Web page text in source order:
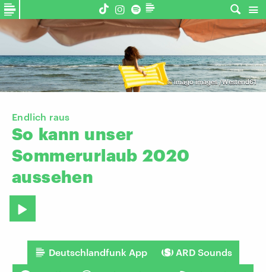
©imago images /Westend61
Endlich raus
So kann unser
Sommerurlaub 2020
aussehen
Deutschlandfunk App ARD Sounds